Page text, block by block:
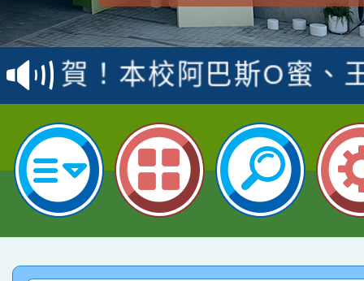
賀！本校參加桃園市中
賽 洪綺君教師榮獲社
名
賀！本校阿巴斯O蜜、
倩參加桃園市科展 國
名 指導老師王老師、
賀！本校四年二班張O
園市英語競賽國小朗讀
指導老師林老師
賀！本校參加桃園市中
賽 劉文瑛教師榮獲教
賀！本校參與2026世